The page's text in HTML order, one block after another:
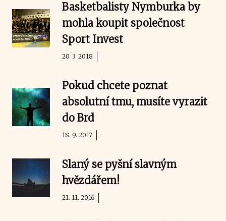
Basketbalisty Nymburka by
mohla koupit společnost
Sport Invest
20. 3. 2018
Pokud chcete poznat
absolutní tmu, musíte vyrazit
do Brd
18. 9. 2017
Slaný se pyšní slavným
hvězdářem!
21. 11. 2016